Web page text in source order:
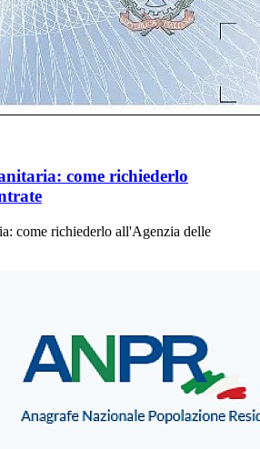
come richiederlo
come richiederlo all'Agenzia delle